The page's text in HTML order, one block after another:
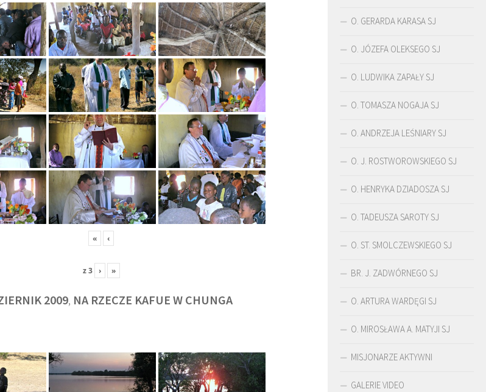
« ‹
z3 › »
2009, NA RZECZE KAFUE W CHUNGA
KULT ŚLADAMI BEYZYMA DUCHOWOŚĆ
O. GERARDA KARASA SJ
O. JÓZEFA OLEKSEGO SJ
O. LUDWIKA ZAPAŁY SJ
O. TOMASZA NOGAJA SJ
O. ANDRZEJA LEŚNIARY SJ
O. J. ROSTWOROWSKIEGO SJ
O. HENRYKA DZIADOSZA SJ
O. TADEUSZA SAROTY SJ
O. ST. SMOLCZEWSKIEGO SJ
BR. J. ZADWÓRNEGO SJ
O. ARTURA WARDĘGI SJ
O. MIROSŁAWA A. MATYJI SJ
MISJONARZE AKTYWNI
GALERIE VIDEO